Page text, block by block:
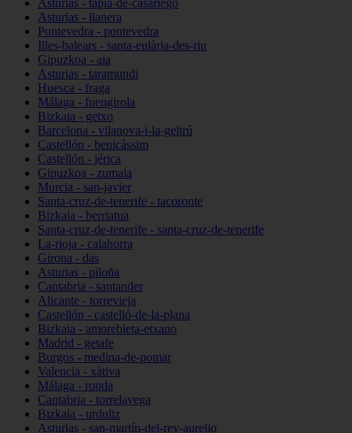
Asturias - tapia-de-casariego
Asturias - llanera
Pontevedra - pontevedra
Illes-balears - santa-eulària-des-riu
Gipuzkoa - aia
Asturias - taramundi
Huesca - fraga
Málaga - fuengirola
Bizkaia - getxo
Barcelona - vilanova-i-la-geltrú
Castellón - benicàssim
Castellón - jérica
Gipuzkoa - zumaia
Murcia - san-javier
Santa-cruz-de-tenerife - tacoronte
Bizkaia - berriatua
Santa-cruz-de-tenerife - santa-cruz-de-tenerife
La-rioja - calahorra
Girona - das
Asturias - piloña
Cantabria - santander
Alicante - torrevieja
Castellón - castelló-de-la-plana
Bizkaia - amorebieta-etxano
Madrid - getafe
Burgos - medina-de-pomar
Valencia - xàtiva
Málaga - ronda
Cantabria - torrelavega
Bizkaia - urduliz
Asturias - san-martín-del-rey-aurelio